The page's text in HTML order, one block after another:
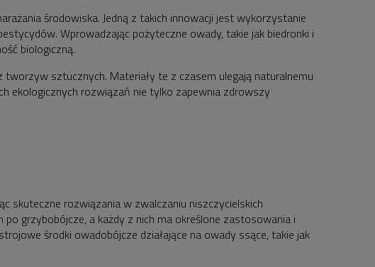
środowiska. Jedną z takich innowacji jest wykorzystanie
Wprowadzając pożyteczne owady, takie jak biedronki i
biologiczną.
sztucznych. Materiały te z czasem ulegają naturalnemu
ekologicznych rozwiązań nie tylko zapewnia zdrowszy
skuteczne rozwiązania w zwalczaniu niszczycielskich
grzybobójcze, a każdy z nich ma określone zastosowania i
środki owadobójcze działające na owady ssące, takie jak